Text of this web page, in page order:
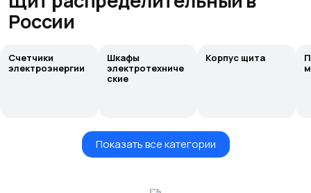
России
Счетчики
электроэнергии
Шкафы
электротехниче
ские
Корпус щита
Показать все категории